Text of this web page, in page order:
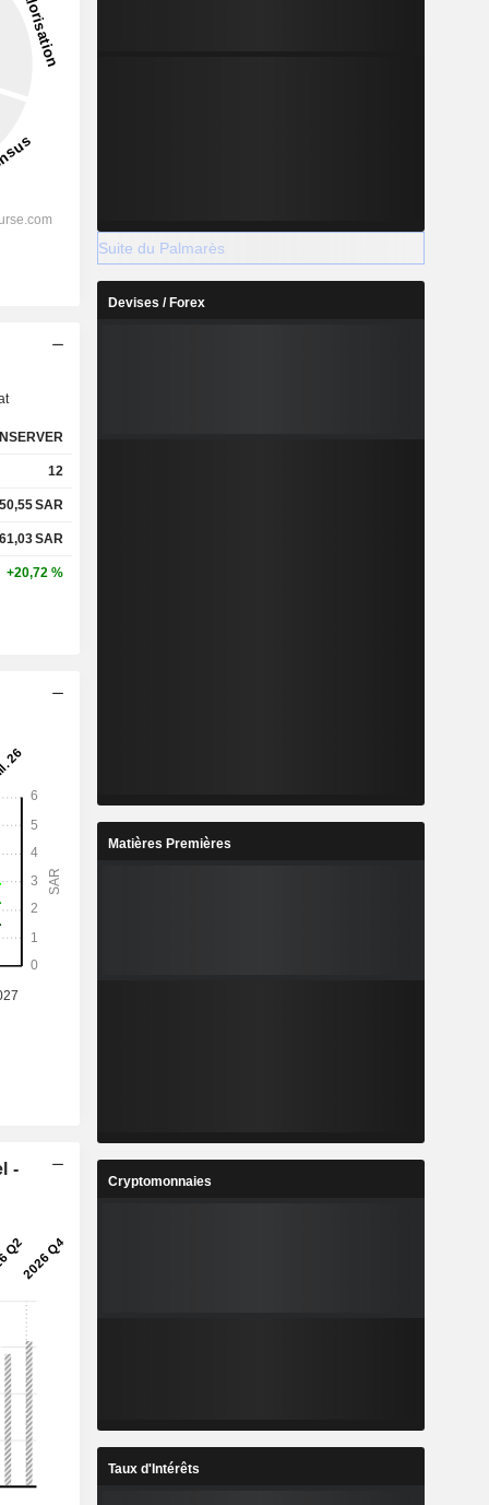
12
50,55SAR
61,03SAR
+20,72 %
-
Suite du Palmarès
Devises / Forex
Matières Premières
Cryptomonnaies
Taux d'Intérêts